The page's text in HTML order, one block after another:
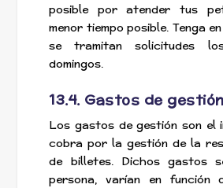
posible por atender tus
menor tiempo posible. Tenga
se tramitan solicitudes
domingos.
13.4. Gastos de
Los gastos de gestión son el
cobra por la gestión de la
de billetes. Dichos gastos
persona, varían en función